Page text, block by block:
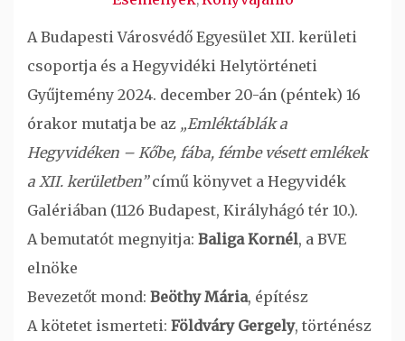
A Budapesti Városvédő Egyesület XII. kerületi
csoportja és a Hegyvidéki Helytörténeti
Gyűjtemény 2024. december 20-án (péntek) 16
órakor mutatja be az „Emléktáblák a
Hegyvidéken – Kőbe, fába, fémbe vésett emlékek
a XII. kerületben”című könyvet a Hegyvidék
Galériában (1126 Budapest, Királyhágó tér 10.).
A bemutatót megnyitja: Baliga Kornél, a BVE
elnöke
Bevezetőt mond: Beöthy Mária, építész
A kötetet ismerteti: Földváry Gergely, történész